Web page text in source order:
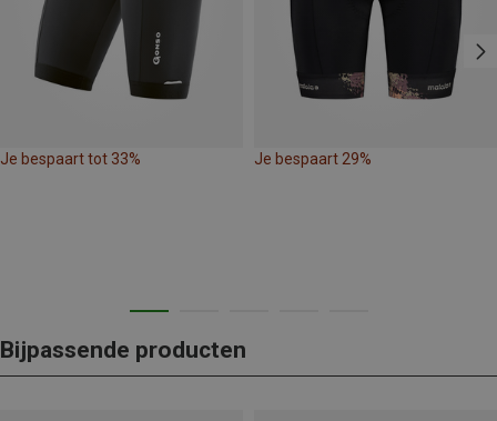
Je bespaart tot 33% Je bespaart 29%
Bijpassende producten